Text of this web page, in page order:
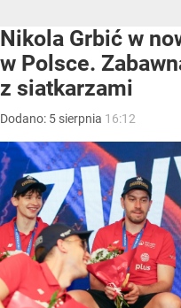
Nikola Grbić w
w Polsce.
z siatkarzami
Dodano: 5 sierpnia 16:12